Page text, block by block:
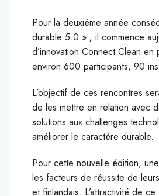
Pour la deuxième année
durable 5.0 » ; il commence
d’innovation Connect Clean
environ 600 participants, 90
L’objectif de ces rencontres
de les mettre en relation avec
solutions aux challenges
améliorer le caractère durable.
Pour cette nouvelle édition,
les facteurs de réussite de
et finlandais. L’attractivité de